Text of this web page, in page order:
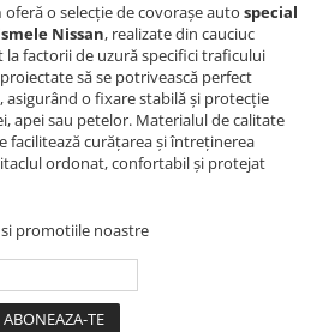
oferă o selecție de covorașe auto special
Nissan, realizate din cauciuc
factorii de uzură specifici traficului
să se potrivească perfect
o fixare stabilă și protecție
apei sau petelor. Materialul de calitate
facilitează curățarea și întreținerea
ordonat, confortabil și protejat
promotiile noastre